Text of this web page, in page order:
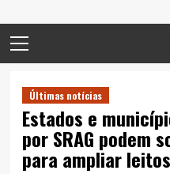
Menu
Últimas notícias
Estados e
por SRAG podem
para ampliar